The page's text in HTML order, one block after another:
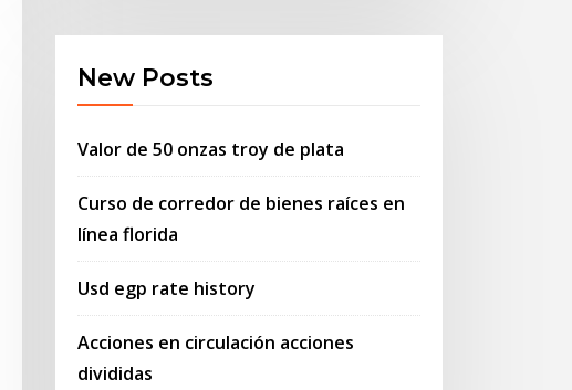
New Posts
Valor de 50 onzas troy de plata
Curso de corredor de bienes raíces en
línea florida
Usd egp rate history
Acciones en circulación acciones
divididas